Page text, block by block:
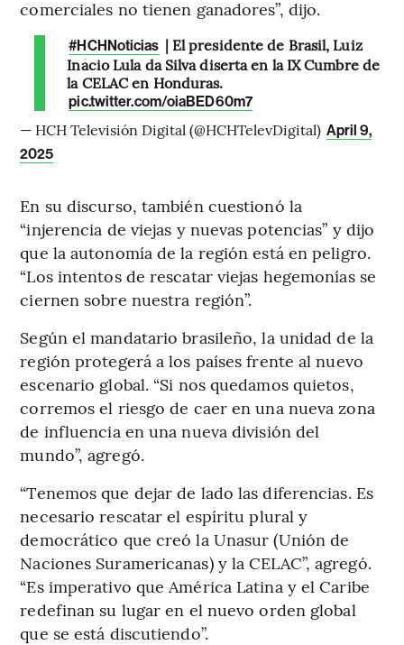
comerciales no tienen ganadores”, dijo.
#HCHNoticias | El presidente de Brasil, Luiz
Inácio Lula da Silva diserta en la IX Cumbre de
la CELAC en Honduras.
pic.twitter.com/oiaBED60m7
— HCH Televisión Digital (@HCHTelevDigital) April 9,
2025
En su discurso, también cuestionó la
“injerencia de viejas y nuevas potencias” y dijo
que la autonomía de la región está en peligro.
“Los intentos de rescatar viejas hegemonías se
ciernen sobre nuestra región”.
Según el mandatario brasileño, la unidad de la
región protegerá a los países frente al nuevo
escenario global. “Si nos quedamos quietos,
corremos el riesgo de caer en una nueva zona
de influencia en una nueva división del
mundo”, agregó.
“Tenemos que dejar de lado las diferencias. Es
necesario rescatar el espíritu plural y
democrático que creó la Unasur (Unión de
Naciones Suramericanas) y la CELAC”, agregó.
“Es imperativo que América Latina y el Caribe
redefinan su lugar en el nuevo orden global
que se está discutiendo”.